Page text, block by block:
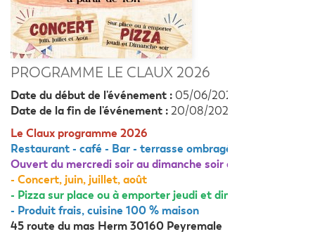
PROGRAMME LE CLAUX 2026
Date du début de l'événement : 05/06/2026
Date de la fin de l'événement : 20/08/2026
Le Claux programme 2026
Restaurant - café - Bar - terrasse ombragée - glaces -
Ouvert du mercredi soir au dimanche soir à partir de 16 h
- Concert, juin, juillet, août
- Pizza sur place ou à emporter jeudi et dimanche soir
- Produit frais, cuisine 100 % maison
45 route du mas Herm 30160 Peyremale